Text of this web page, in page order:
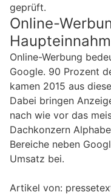
geprüft.
Online-
Online-Werbung
Google. 90 Prozent
kamen 2015 aus
Dabei bringen
nach wie vor das
Dachkonzern
Bereiche neben
Umsatz bei.
Artikel von: